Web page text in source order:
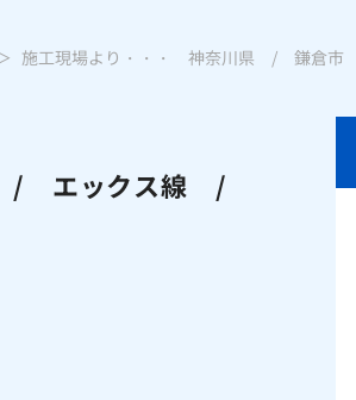
施工現場より・・・ 神奈川県 / 鎌
/ エックス線 /